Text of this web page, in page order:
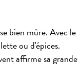
bien mûre. Avec le
ou d'épices.
affirme sa grande